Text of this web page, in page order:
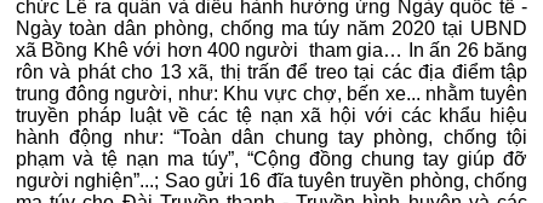
chức Lễ ra quân và diễu hành hưởng ứng Ngày quốc tế -
Ngày toàn dân phòng, chống ma túy năm 2020 tại UBND
xã Bồng Khê với hơn 400 người tham gia… In ấn 26 băng
rôn và phát cho 13 xã, thị trấn để treo tại các địa điểm tập
trung đông người, như: Khu vực chợ, bến xe... nhằm tuyên
truyền pháp luật về các tệ nạn xã hội với các khẩu hiệu
hành động như: “Toàn dân chung tay phòng, chống tội
phạm và tệ nạn ma túy”, “Cộng đồng chung tay giúp đỡ
người nghiện”...; Sao gửi 16 đĩa tuyên truyền phòng, chống